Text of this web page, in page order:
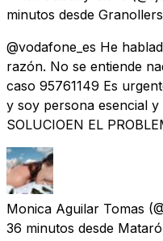
minutos desde
@vodafone_es He
razón. No se entiende
caso 95761149 Es
y soy persona esencial
SOLUCIOEN EL
Monica Aguilar Tomas
36 minutos desde